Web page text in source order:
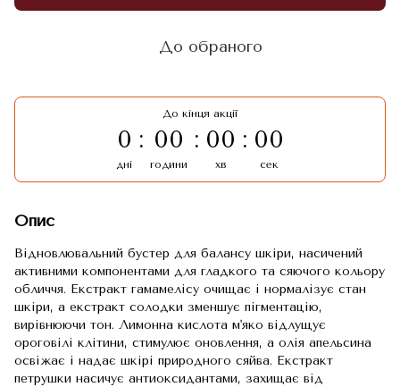
До обраного
До кінця акції
0
дні
00
години
00
хв
00
сек
Опис
Відновлювальний бустер для балансу шкіри, насичений
активними компонентами для гладкого та сяючого кольору
обличчя. Екстракт гамамелісу очищає і нормалізує стан
шкіри, а екстракт солодки зменшує пігментацію,
вирівнюючи тон. Лимонна кислота м'яко відлущує
ороговілі клітини, стимулює оновлення, а олія апельсина
освіжає і надає шкірі природного сяйва. Екстракт
петрушки насичує антиоксидантами, захищає від